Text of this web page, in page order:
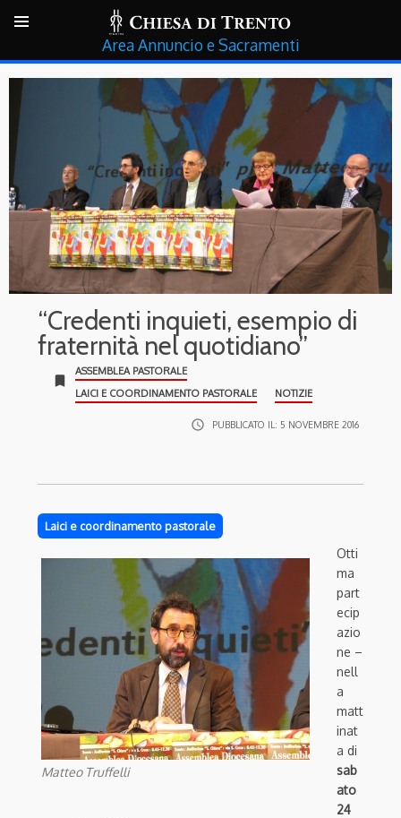
Annuncio e Sacramenti
“Credenti inquieti, esempio di
fraternità nel quotidiano”
bookmark
ASSEMBLEA PASTORALE
LAICI E COORDINAMENTO PASTORALE
NOTIZIE
access_time PUBBLICATO IL: 5 NOVEMBRE 2016
Laici e coordinamento pastorale
Matteo Truffelli
Otti
ma
part
ecip
azio
ne –
nell
a
matt
inat
a di
sab
ato
24